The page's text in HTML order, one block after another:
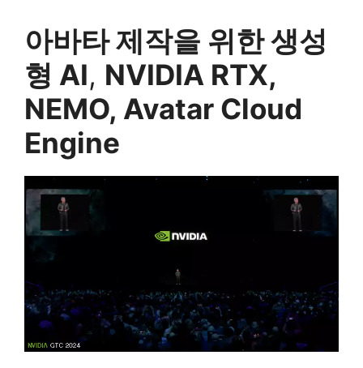
아바타 제작을 위한 생성
형 AI, NVIDIA RTX,
NEMO, Avatar Cloud
Engine